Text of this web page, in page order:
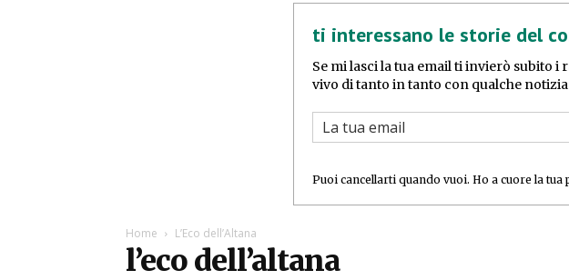
ti interessano le storie del
Se mi lasci la tua email ti invierò subito
vivo di tanto in tanto con qualche
Puoi cancellarti quando vuoi. Ho a cuore la tua
Home L’Eco dell’Altana
l’eco dell’altana